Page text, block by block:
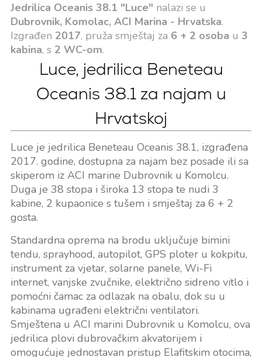
Jedrilica Oceanis 38.1 "Luce" nalazi se u
Dubrovnik, Komolac, ACI Marina - Hrvatska.
Izgrađen 2017, pruža smještaj za 6 + 2 osoba u 3
kabina, s 2 WC-om.
Luce, jedrilica Beneteau
Oceanis 38.1 za najam u
Hrvatskoj
Luce je jedrilica Beneteau Oceanis 38.1, izgrađena
2017. godine, dostupna za najam bez posade ili sa
skiperom iz ACI marine Dubrovnik u Komolcu.
Duga je 38 stopa i široka 13 stopa te nudi 3
kabine, 2 kupaonice s tušem i smještaj za 6 + 2
gosta.
Standardna oprema na brodu uključuje bimini
tendu, sprayhood, autopilot, GPS ploter u kokpitu,
instrument za vjetar, solarne panele, Wi-Fi
internet, vanjske zvučnike, električno sidreno vitlo i
pomoćni čamac za odlazak na obalu, dok su u
kabinama ugrađeni električni ventilatori.
Smještena u ACI marini Dubrovnik u Komolcu, ova
jedrilica plovi dubrovačkim akvatorijem i
omogućuje jednostavan pristup Elafitskim otocima,